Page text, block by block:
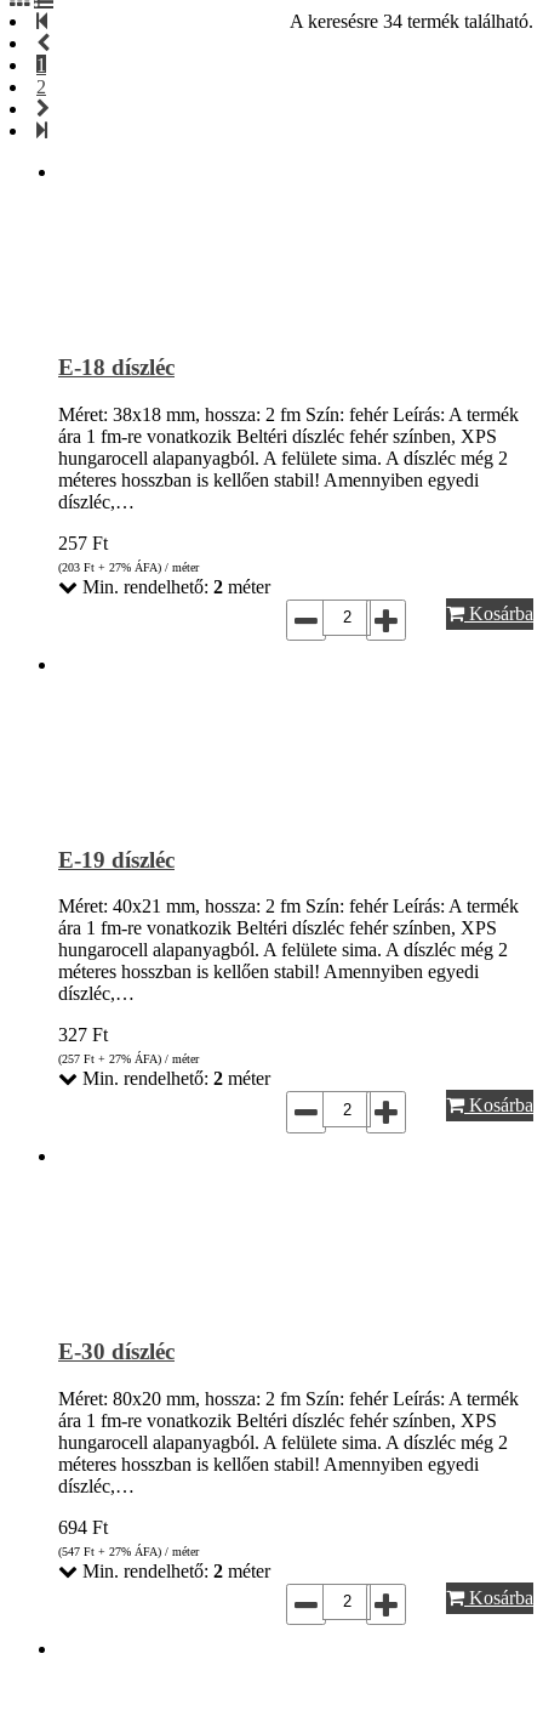
A keresésre 34 termék található.
1
2
E-18 díszléc
Méret: 38x18 mm, hossza: 2 fm Szín: fehér Leírás: A termék
ára 1 fm-re vonatkozik Beltéri díszléc fehér színben, XPS
hungarocell alapanyagból. A felülete sima. A díszléc még 2
méteres hosszban is kellően stabil! Amennyiben egyedi
díszléc,…
257 Ft
(203 Ft + 27% ÁFA) / méter
Min. rendelhető: 2 méter
Kosárba
E-19 díszléc
Méret: 40x21 mm, hossza: 2 fm Szín: fehér Leírás: A termék
ára 1 fm-re vonatkozik Beltéri díszléc fehér színben, XPS
hungarocell alapanyagból. A felülete sima. A díszléc még 2
méteres hosszban is kellően stabil! Amennyiben egyedi
díszléc,…
327 Ft
(257 Ft + 27% ÁFA) / méter
Min. rendelhető: 2 méter
Kosárba
E-30 díszléc
Méret: 80x20 mm, hossza: 2 fm Szín: fehér Leírás: A termék
ára 1 fm-re vonatkozik Beltéri díszléc fehér színben, XPS
hungarocell alapanyagból. A felülete sima. A díszléc még 2
méteres hosszban is kellően stabil! Amennyiben egyedi
díszléc,…
694 Ft
(547 Ft + 27% ÁFA) / méter
Min. rendelhető: 2 méter
Kosárba